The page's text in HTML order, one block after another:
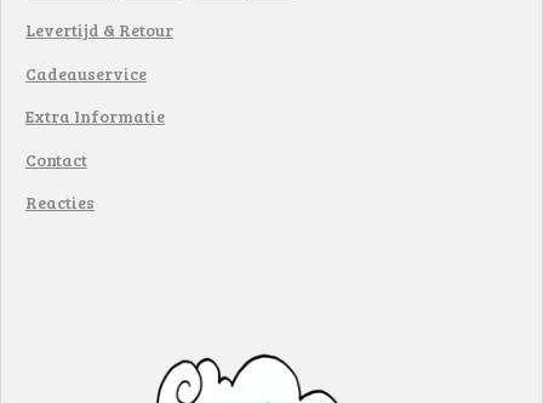
Levertijd & Retour
Cadeauservice
Extra Informatie
Contact
Reacties